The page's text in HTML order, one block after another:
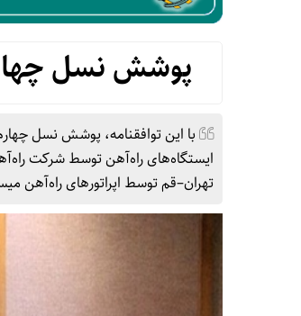
پوشش نسل
ایستگاه‌های راه‌آهن توسط شرکت
تهران–قم توسط اپراتورهای راه‌آهن